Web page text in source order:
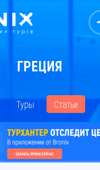
ГРЕЦИЯ
Туры Статьи